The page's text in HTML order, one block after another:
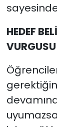
HEDEF
VURGUSU